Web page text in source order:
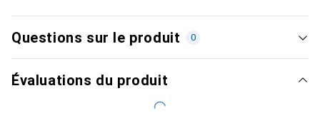
Questions sur le produit 0
Évaluations du produit